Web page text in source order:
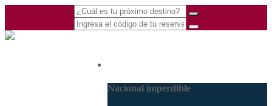
Nacional imperdible